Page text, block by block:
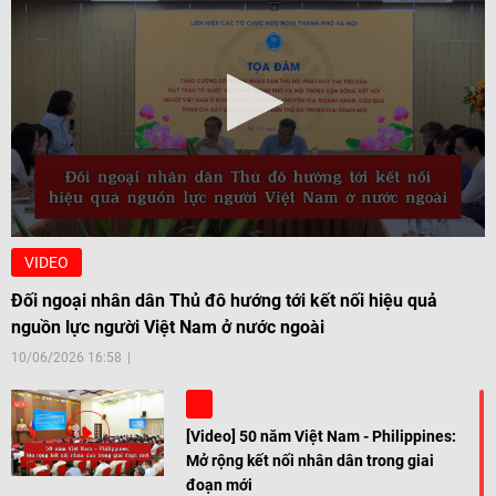
VIDEO
Đối ngoại nhân dân Thủ đô hướng tới kết nối hiệu quả
nguồn lực người Việt Nam ở nước ngoài
10/06/2026 16:58
[Video] 50 năm Việt Nam - Philippines:
Mở rộng kết nối nhân dân trong giai
đoạn mới